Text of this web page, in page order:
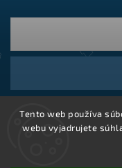
Tento web používa
webu vyjadrujete